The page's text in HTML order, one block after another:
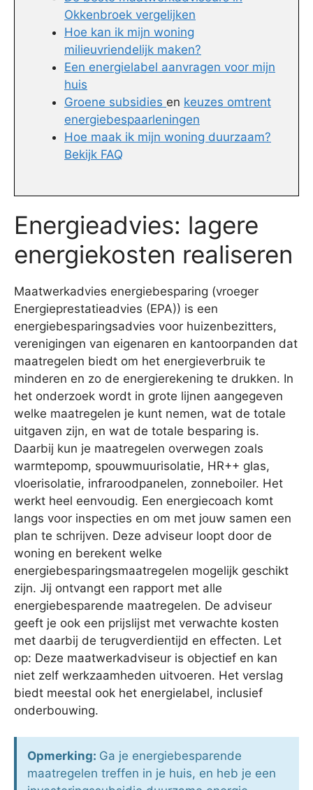
Okkenbroek vergelijken
Hoe kan ik mijn woning
milieuvriendelijk maken?
Een energielabel aanvragen voor mijn
huis
Groene subsidies en keuzes omtrent
energiebespaarleningen
Hoe maak ik mijn woning duurzaam?
Bekijk FAQ
Energieadvies: lagere
energiekosten realiseren
Maatwerkadvies energiebesparing (vroeger
Energieprestatieadvies (EPA)) is een
energiebesparingsadvies voor huizenbezitters,
verenigingen van eigenaren en kantoorpanden dat
maatregelen biedt om het energieverbruik te
minderen en zo de energierekening te drukken. In
het onderzoek wordt in grote lijnen aangegeven
welke maatregelen je kunt nemen, wat de totale
uitgaven zijn, en wat de totale besparing is.
Daarbij kun je maatregelen overwegen zoals
warmtepomp, spouwmuurisolatie, HR++ glas,
vloerisolatie, infraroodpanelen, zonneboiler. Het
werkt heel eenvoudig. Een energiecoach komt
langs voor inspecties en om met jouw samen een
plan te schrijven. Deze adviseur loopt door de
woning en berekent welke
energiebesparingsmaatregelen mogelijk geschikt
zijn. Jij ontvangt een rapport met alle
energiebesparende maatregelen. De adviseur
geeft je ook een prijslijst met verwachte kosten
met daarbij de terugverdientijd en effecten. Let
op: Deze maatwerkadviseur is objectief en kan
niet zelf werkzaamheden uitvoeren. Het verslag
biedt meestal ook het energielabel, inclusief
onderbouwing.
Opmerking: Ga je energiebesparende
maatregelen treffen in je huis, en heb je een